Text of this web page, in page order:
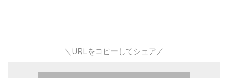
＼URLをコピーしてシェア／